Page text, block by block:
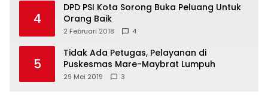
4
DPD PSI Kota Sorong Buka Peluang Untuk
Orang Baik
2 Februari 2018 4
5
Tidak Ada Petugas, Pelayanan di
Puskesmas Mare-Maybrat Lumpuh
29 Mei 2019 3